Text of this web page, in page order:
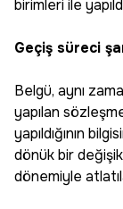
birimleri ile
Geçiş süreci
Belgü, aynı
yapılan
yapıldığının
dönük bir
dönemiyle